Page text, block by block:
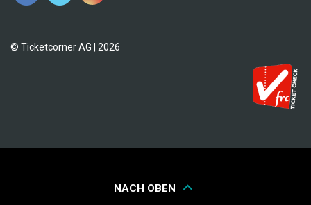
© Ticketcorner AG | 2026
NACH OBEN